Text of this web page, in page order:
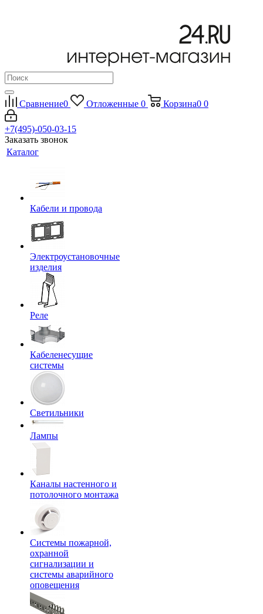
Сравнение0 Отложенные 0 Корзина0 0
+7(495)-050-03-15
Заказать звонок
Каталог
Кабели и провода
Электроустановочные
изделия
Реле
Кабеленесущие
системы
Светильники
Лампы
Каналы настенного и
потолочного монтажа
Системы пожарной,
охранной
сигнализации и
системы аварийного
оповещения